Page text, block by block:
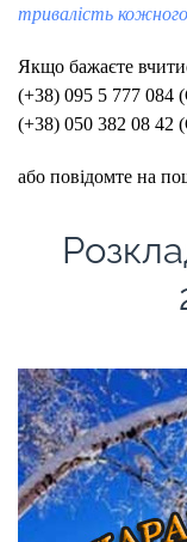
тривалість
Якщо бажаєте
(+38) 095 5 777 084
(+38) 050 382 08 42
або повідомте на